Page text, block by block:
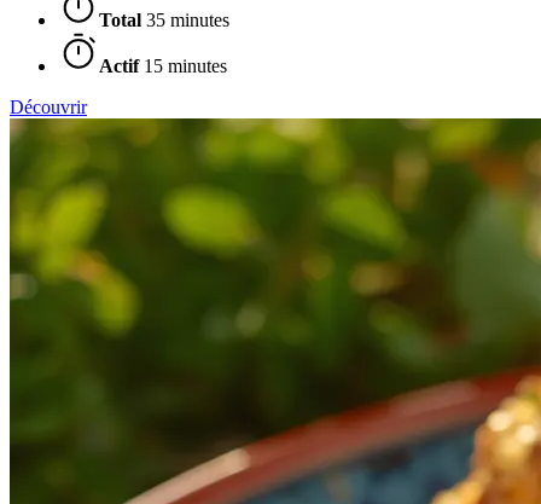
Total 35 minutes
Actif15 minutes
Découvrir